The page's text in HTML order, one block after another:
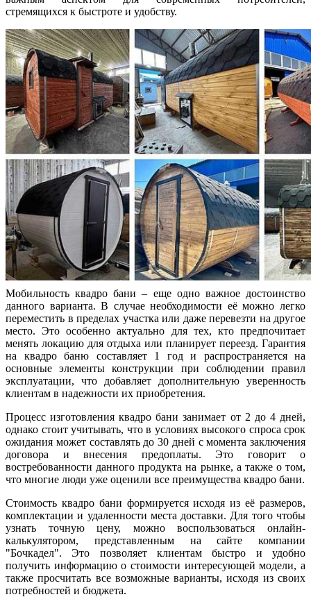
стремящихся к быстроте и удобству.
Мобильность квадро бани – еще одно важное достоинство
данного варианта. В случае необходимости её можно легко
переместить в пределах участка или даже перевезти на другое
место. Это особенно актуально для тех, кто предпочитает
менять локацию для отдыха или планирует переезд. Гарантия
на квадро баню составляет 1 год и распространяется на
основные элементы конструкции при соблюдении правил
эксплуатации, что добавляет дополнительную уверенность
клиентам в надежности их приобретения.
Процесс изготовления квадро бани занимает от 2 до 4 дней,
однако стоит учитывать, что в условиях высокого спроса срок
ожидания может составлять до 30 дней с момента заключения
договора и внесения предоплаты. Это говорит о
востребованности данного продукта на рынке, а также о том,
что многие люди уже оценили все преимущества квадро бани.
Стоимость квадро бани формируется исходя из её размеров,
комплектации и удаленности места доставки. Для того чтобы
узнать точную цену, можно воспользоваться онлайн-
калькулятором, представленным на сайте компании
"Бочкадел". Это позволяет клиентам быстро и удобно
получить информацию о стоимости интересующей модели, а
также просчитать все возможные варианты, исходя из своих
потребностей и бюджета.